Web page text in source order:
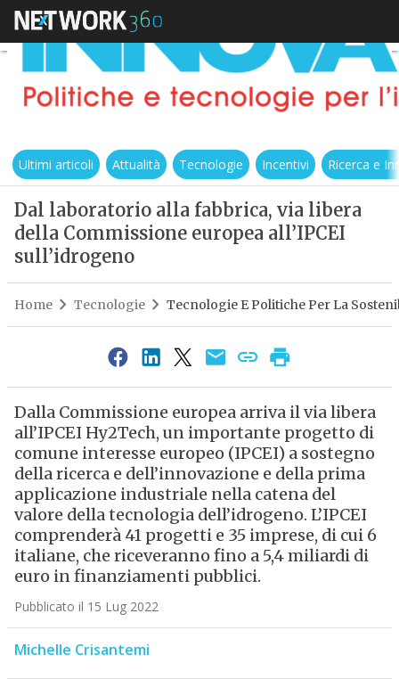
Ultimi articoli Attualità Tecnologie Incentivi Ricerca e
Dal laboratorio alla fabbrica, via libera
della Commissione europea all’IPCEI
sull’idrogeno
Home Tecnologie Tecnologie E Politiche Per La
Dalla Commissione europea arriva il via libera
all’IPCEI Hy2Tech, un importante progetto di
comune interesse europeo (IPCEI) a sostegno
della ricerca e dell’innovazione e della prima
applicazione industriale nella catena del
valore della tecnologia dell’idrogeno. L’IPCEI
comprenderà 41 progetti e 35 imprese, di cui 6
italiane, che riceveranno fino a 5,4 miliardi di
euro in finanziamenti pubblici.
Pubblicato il 15 Lug 2022
Michelle Crisantemi